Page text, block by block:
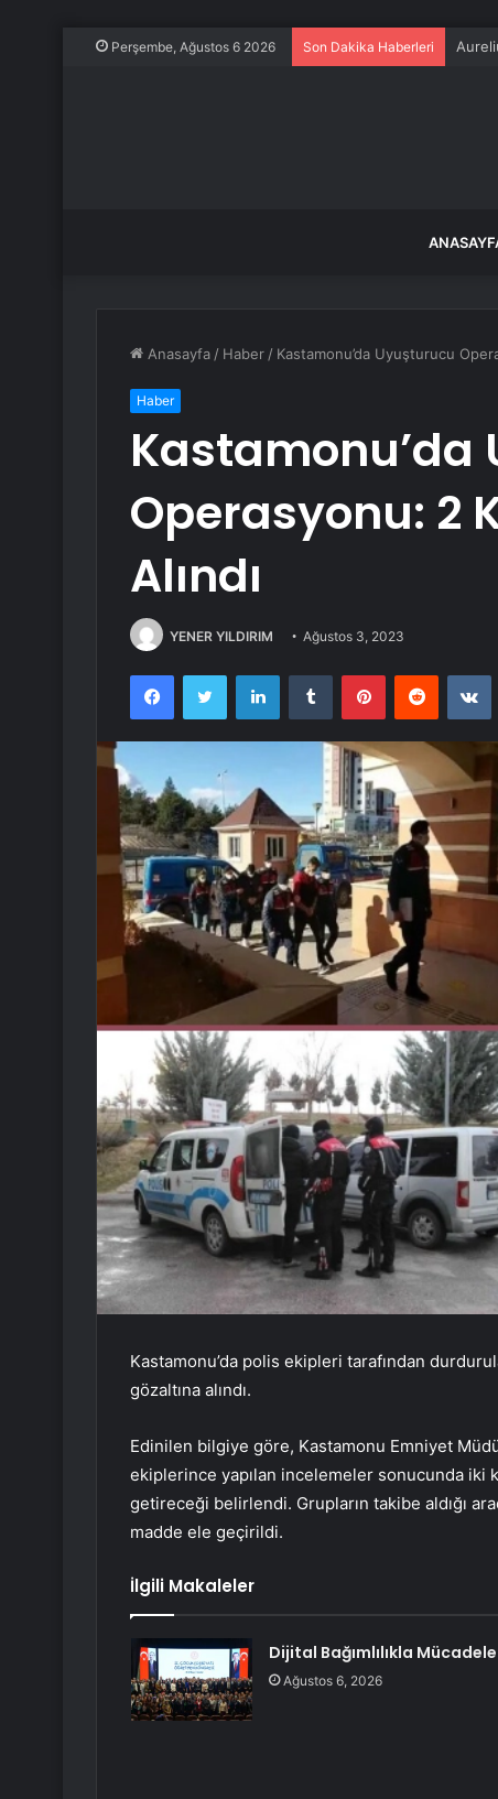
Perşembe, Ağustos 6 2026 Son Dakika Haberleri
Anasayfa / Haber / Kastamonu’da Uyuşturucu
Haber
Kastamonu’da
Operasyonu: 2
Alındı
YENER YILDIRIM Ağustos 3, 2023
FacebookTwitter LinkedInTumblr PinterestReddit
Kastamonu’da polis ekipleri tarafından
gözaltına alındı.
Edinilen bilgiye göre, Kastamonu Emniyet
ekiplerince yapılan incelemeler sonucunda iki
getireceği belirlendi. Grupların takibe aldığı
madde ele geçirildi.
İlgili Makaleler
Dijital Bağımlılıkla Mücadele
Ağustos 6, 2026